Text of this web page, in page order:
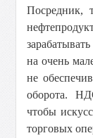
Посредник,
на очень
не
оборота.
чтобы
торговых